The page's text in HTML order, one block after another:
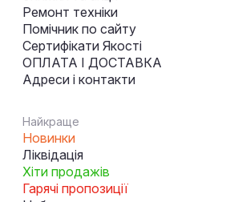
Ремонт техніки
Помічник по сайту
Сертифікати Якості
ОПЛАТА І ДОСТАВКА
Адреси і контакти
Найкраще
Новинки
Ліквідація
Хіти продажів
Гарячі пропозиції